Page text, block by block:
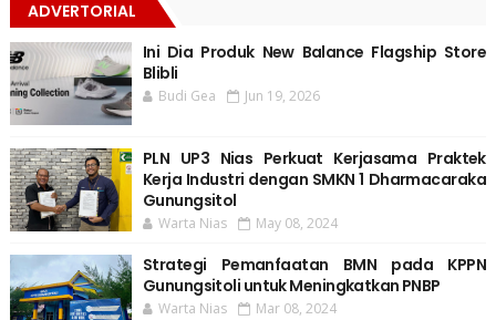
ADVERTORIAL
Ini Dia Produk New Balance Flagship Store
Blibli
Budi Gea Jun 19, 2026
PLN UP3 Nias Perkuat Kerjasama Praktek
Kerja Industri dengan SMKN 1 Dharmacaraka
Gunungsitol
Warta Nias May 08, 2024
Strategi Pemanfaatan BMN pada KPPN
Gunungsitoli untuk Meningkatkan PNBP
Warta Nias Mar 08, 2024